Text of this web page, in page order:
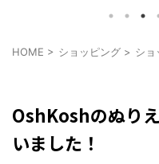
HOME > ショッピング > ショ
OshKoshのぬり
いました！